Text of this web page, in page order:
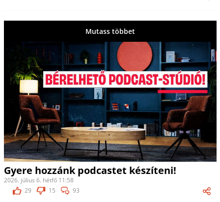
Mutass többet
Gyere hozzánk podcastet készíteni!
2026. július 6. hétfő 11:58
29
15 93